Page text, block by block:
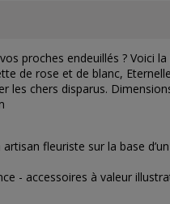
proches endeuillés ? Voici
de rose et de blanc,
chers disparus.
fleuriste sur la base
- accessoires à valeur